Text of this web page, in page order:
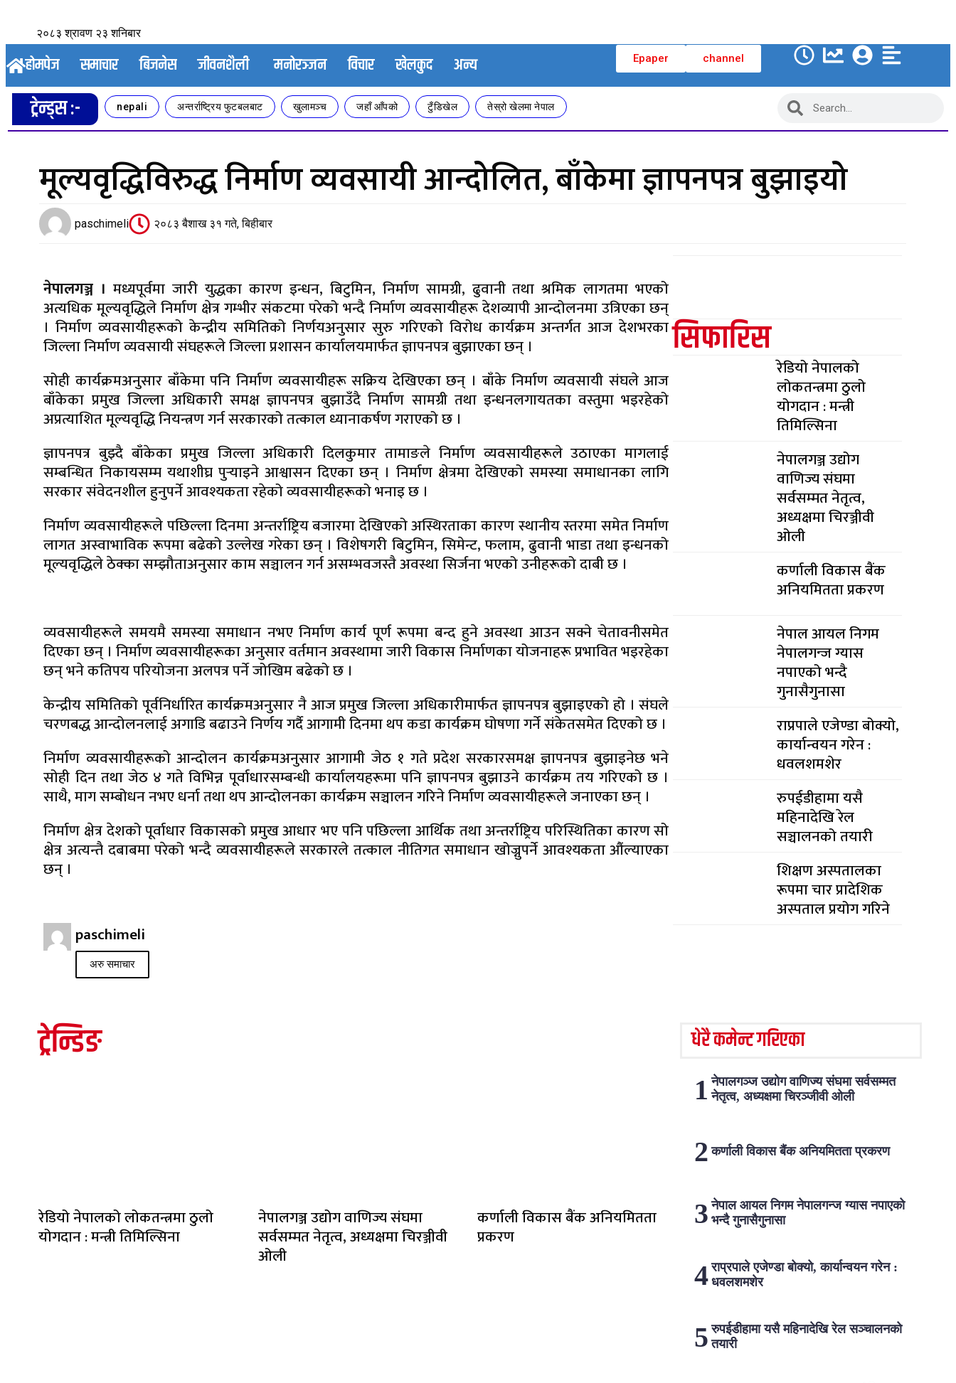
२०८३ श्रावण २३ शनिबार
होमपेज समाचार बिजनेस जीवनशैली मनोरञ्जन विचार खेलकुद अन्य Epaper channel
ट्रेन्ड्स :- nepali अन्तर्राष्ट्रिय फुटबलबाट खुलामञ्च जहाँ आँपको टुँडिखेल तेस्रो खेलमा नेपाल
मूल्यवृद्धिविरुद्ध निर्माण व्यवसायी आन्दोलित, बाँकेमा ज्ञापनपत्र बुझाइयो
paschimeli २०८३ बैशाख ३१ गते, बिहीबार
नेपालगञ्ज । मध्यपूर्वमा जारी युद्धका कारण इन्धन, बिटुमिन, निर्माण सामग्री, ढुवानी तथा श्रमिक लागतमा भएको
अत्यधिक मूल्यवृद्धिले निर्माण क्षेत्र गम्भीर संकटमा परेको भन्दै निर्माण व्यवसायीहरू देशव्यापी आन्दोलनमा उत्रिएका छन्
। निर्माण व्यवसायीहरूको केन्द्रीय समितिको निर्णयअनुसार सुरु गरिएको विरोध कार्यक्रम अन्तर्गत आज देशभरका
जिल्ला निर्माण व्यवसायी संघहरूले जिल्ला प्रशासन कार्यालयमार्फत ज्ञापनपत्र बुझाएका छन् ।
सोही कार्यक्रमअनुसार बाँकेमा पनि निर्माण व्यवसायीहरू सक्रिय देखिएका छन् । बाँके निर्माण व्यवसायी संघले आज
बाँकेका प्रमुख जिल्ला अधिकारी समक्ष ज्ञापनपत्र बुझाउँदै निर्माण सामग्री तथा इन्धनलगायतका वस्तुमा भइरहेको
अप्रत्याशित मूल्यवृद्धि नियन्त्रण गर्न सरकारको तत्काल ध्यानाकर्षण गराएको छ ।
ज्ञापनपत्र बुझ्दै बाँकेका प्रमुख जिल्ला अधिकारी दिलकुमार तामाङले निर्माण व्यवसायीहरूले उठाएका मागलाई
सम्बन्धित निकायसम्म यथाशीघ्र पुर्‍याइने आश्वासन दिएका छन् । निर्माण क्षेत्रमा देखिएको समस्या समाधानका लागि
सरकार संवेदनशील हुनुपर्ने आवश्यकता रहेको व्यवसायीहरूको भनाइ छ ।
निर्माण व्यवसायीहरूले पछिल्ला दिनमा अन्तर्राष्ट्रिय बजारमा देखिएको अस्थिरताका कारण स्थानीय स्तरमा समेत निर्माण
लागत अस्वाभाविक रूपमा बढेको उल्लेख गरेका छन् । विशेषगरी बिटुमिन, सिमेन्ट, फलाम, ढुवानी भाडा तथा इन्धनको
मूल्यवृद्धिले ठेक्का सम्झौताअनुसार काम सञ्चालन गर्न असम्भवजस्तै अवस्था सिर्जना भएको उनीहरूको दाबी छ ।
व्यवसायीहरूले समयमै समस्या समाधान नभए निर्माण कार्य पूर्ण रूपमा बन्द हुने अवस्था आउन सक्ने चेतावनीसमेत
दिएका छन् । निर्माण व्यवसायीहरूका अनुसार वर्तमान अवस्थामा जारी विकास निर्माणका योजनाहरू प्रभावित भइरहेका
छन् भने कतिपय परियोजना अलपत्र पर्ने जोखिम बढेको छ ।
केन्द्रीय समितिको पूर्वनिर्धारित कार्यक्रमअनुसार नै आज प्रमुख जिल्ला अधिकारीमार्फत ज्ञापनपत्र बुझाइएको हो । संघले
चरणबद्ध आन्दोलनलाई अगाडि बढाउने निर्णय गर्दै आगामी दिनमा थप कडा कार्यक्रम घोषणा गर्ने संकेतसमेत दिएको छ ।
निर्माण व्यवसायीहरूको आन्दोलन कार्यक्रमअनुसार आगामी जेठ १ गते प्रदेश सरकारसमक्ष ज्ञापनपत्र बुझाइनेछ भने
सोही दिन तथा जेठ ४ गते विभिन्न पूर्वाधारसम्बन्धी कार्यालयहरूमा पनि ज्ञापनपत्र बुझाउने कार्यक्रम तय गरिएको छ ।
साथै, माग सम्बोधन नभए धर्ना तथा थप आन्दोलनका कार्यक्रम सञ्चालन गरिने निर्माण व्यवसायीहरूले जनाएका छन् ।
निर्माण क्षेत्र देशको पूर्वाधार विकासको प्रमुख आधार भए पनि पछिल्ला आर्थिक तथा अन्तर्राष्ट्रिय परिस्थितिका कारण सो
क्षेत्र अत्यन्तै दबाबमा परेको भन्दै व्यवसायीहरूले सरकारले तत्काल नीतिगत समाधान खोज्नुपर्ने आवश्यकता औंल्याएका
छन् ।
paschimeli
अरु समाचार
सिफारिस
रेडियो नेपालको
लोकतन्त्रमा ठुलो
योगदान : मन्त्री
तिमिल्सिना
नेपालगञ्ज उद्योग
वाणिज्य संघमा
सर्वसम्मत नेतृत्व,
अध्यक्षमा चिरञ्जीवी
ओली
कर्णाली विकास बैंक
अनियमितता प्रकरण
नेपाल आयल निगम
नेपालगन्ज ग्यास
नपाएको भन्दै
गुनासैगुनासा
राप्रपाले एजेण्डा बोक्यो,
कार्यान्वयन गरेन :
धवलशमशेर
रुपईडीहामा यसै
महिनादेखि रेल
सञ्चालनको तयारी
शिक्षण अस्पतालका
रूपमा चार प्रादेशिक
अस्पताल प्रयोग गरिने
ट्रेन्डिङ
रेडियो नेपालको लोकतन्त्रमा ठुलो
योगदान : मन्त्री तिमिल्सिना
नेपालगञ्ज उद्योग वाणिज्य संघमा
सर्वसम्मत नेतृत्व, अध्यक्षमा चिरञ्जीवी
ओली
कर्णाली विकास बैंक अनियमितता
प्रकरण
धेरै कमेन्ट गरिएका
नेपालगञ्ज उद्योग वाणिज्य संघमा सर्वसम्मत
नेतृत्व, अध्यक्षमा चिरञ्जीवी ओली
कर्णाली विकास बैंक अनियमितता प्रकरण
नेपाल आयल निगम नेपालगन्ज ग्यास नपाएको
भन्दै गुनासैगुनासा
राप्रपाले एजेण्डा बोक्यो, कार्यान्वयन गरेन :
धवलशमशेर
रुपईडीहामा यसै महिनादेखि रेल सञ्चालनको
तयारी